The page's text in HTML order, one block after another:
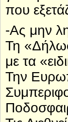
που
-Ας μην
Τη
με τα
Την